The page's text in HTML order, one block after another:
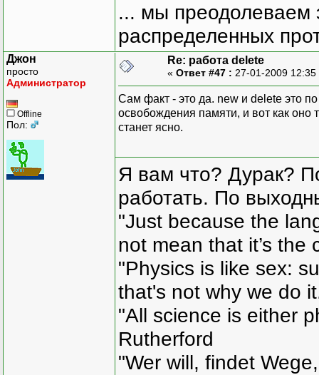
... мы преодолеваем
распределенных
Джон
просто
Администратор
Offline
Пол:
Re: работа delete
« Ответ #47 : 27-01-2009
Сам факт - это да. new и delete это
освобождения памяти, и вот как
станет ясно.
Я вам что? Дурак?
работать. По
"Just because the
not mean that it’s the
"Physics is like sex:
that's not why we do
"All science is either
Rutherford
"Wer will, findet